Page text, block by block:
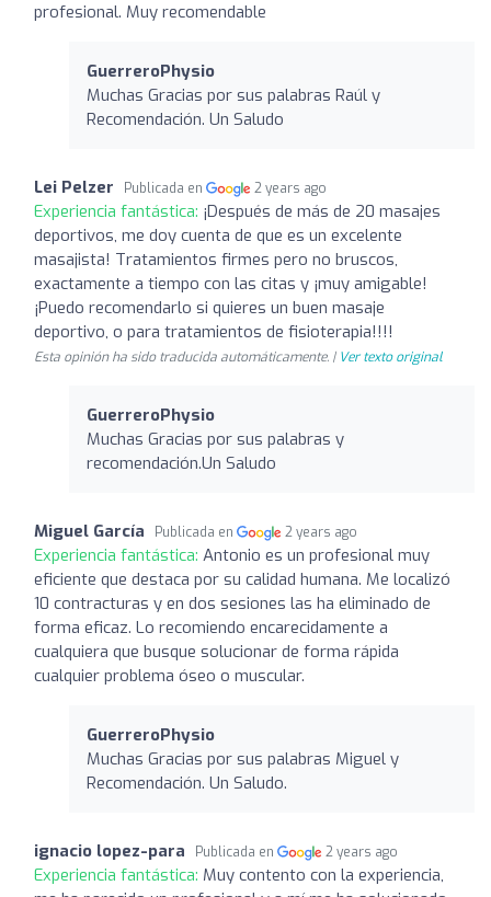
profesional. Muy recomendable
GuerreroPhysio
Muchas Gracias por sus palabras Raúl y
Recomendación. Un Saludo
Lei Pelzer Publicada en 2 years ago
Experiencia fantástica: ¡Después de más de 20 masajes
deportivos, me doy cuenta de que es un excelente
masajista! Tratamientos firmes pero no bruscos,
exactamente a tiempo con las citas y ¡muy amigable!
¡Puedo recomendarlo si quieres un buen masaje
deportivo, o para tratamientos de fisioterapia!!!!
Esta opinión ha sido traducida automáticamente. | Ver texto original
GuerreroPhysio
Muchas Gracias por sus palabras y
recomendación.Un Saludo
Miguel García Publicada en 2 years ago
Experiencia fantástica: Antonio es un profesional muy
eficiente que destaca por su calidad humana. Me localizó
10 contracturas y en dos sesiones las ha eliminado de
forma eficaz. Lo recomiendo encarecidamente a
cualquiera que busque solucionar de forma rápida
cualquier problema óseo o muscular.
GuerreroPhysio
Muchas Gracias por sus palabras Miguel y
Recomendación. Un Saludo.
ignacio lopez-para Publicada en 2 years ago
Experiencia fantástica: Muy contento con la experiencia,